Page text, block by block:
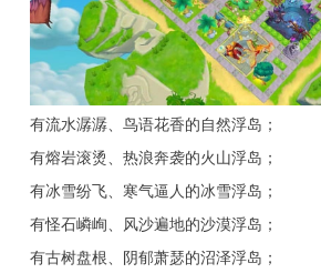
有流水潺潺、鸟语花香的自然浮岛；
有熔岩滚烫、热浪奔袭的火山浮岛；
有冰雪纷飞、寒气逼人的冰雪浮岛；
有怪石嶙峋、风沙遍地的沙漠浮岛；
有古树盘根、阴郁萧瑟的沼泽浮岛；